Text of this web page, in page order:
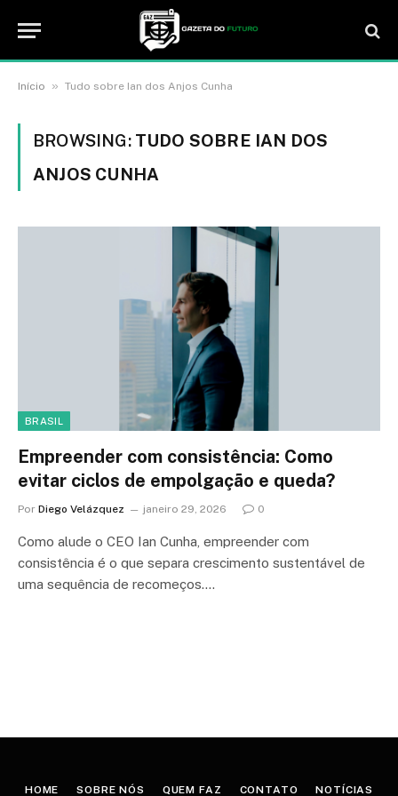
Início » Tudo sobre Ian dos Anjos Cunha
BROWSING: TUDO SOBRE IAN DOS
ANJOS CUNHA
BRASIL
Empreender com consistência: Como
evitar ciclos de empolgação e queda?
Por Diego Velázquez janeiro 29, 2026 0
Como alude o CEO Ian Cunha, empreender com
consistência é o que separa crescimento sustentável de
uma sequência de recomeços.…
HOME SOBRE NÓS QUEM FAZ CONTATO NOTÍCIAS